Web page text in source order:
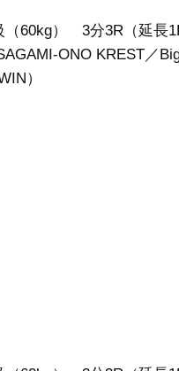
60kg） 3分3R（延長
ONO KREST／
）